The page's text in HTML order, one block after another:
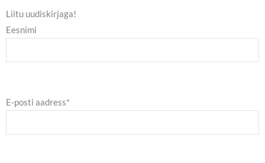
m
Liitu uudiskirjaga!
Eesnimi
E-posti aadress*